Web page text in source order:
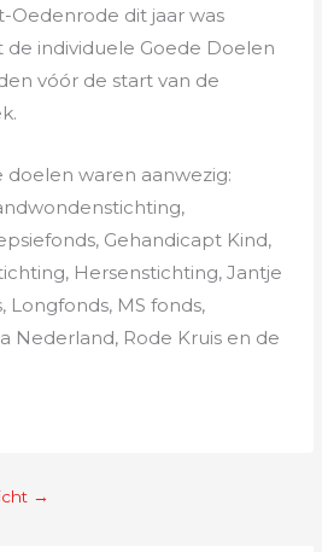
Oedenrode dit jaar was
de individuele Goede Doelen
vóór de start van de
waren aanwezig:
Gehandicapt Kind,
Hersenstichting, Jantje
Longfonds, MS fonds,
Nederland, Rode Kruis en de
→